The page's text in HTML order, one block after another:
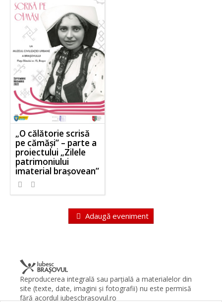
„O călătorie scrisă
pe cămăși” – parte a
proiectului „Zilele
patrimoniului
imaterial brașovean”
Adaugă eveniment
Reproducerea integrală sau parţială a materialelor din
site (texte, date, imagini şi fotografii) nu este permisă
fără acordul iubescbrasovul.ro